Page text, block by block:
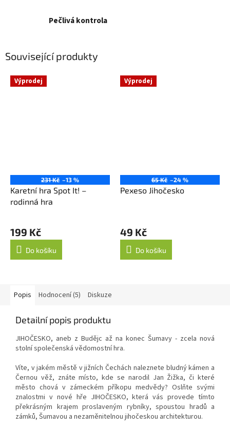
Pečlivá kontrola
Související produkty
Výprodej
231 Kč –13 %
Karetní hra Spot It! –
rodinná hra
199 Kč
Do košíku
Výprodej
65 Kč –24 %
Pexeso Jihočesko
49 Kč
Do košíku
Popis Hodnocení (5) Diskuze
Detailní popis produktu
JIHOČESKO, aneb z Budějc až na konec Šumavy - zcela nová
stolní společenská vědomostní hra.
Víte, v jakém městě v jižních Čechách naleznete bludný kámen a
Černou věž, znáte místo, kde se narodil Jan Žižka, či které
město chová v zámeckém příkopu medvědy? Oslňte svými
znalostmi v nové hře JIHOČESKO, která vás provede tímto
překrásným krajem proslaveným rybníky, spoustou hradů a
zámků, Šumavou a nezaměnitelnou jihočeskou architekturou.